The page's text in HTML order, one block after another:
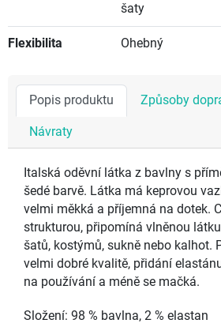
šaty
Flexibilita Ohebný
Popis produktu Způsoby
Návraty
Italská oděvní látka z bavlny s
šedé barvě. Látka má keprovou
velmi měkká a příjemná na dotek.
strukturou, připomíná vlněnou
šatů, kostýmů, sukně nebo kalhot.
velmi dobré kvalitě, přidání
na používání a méně se mačká.
Složení: 98 % bavlna, 2 % elastan